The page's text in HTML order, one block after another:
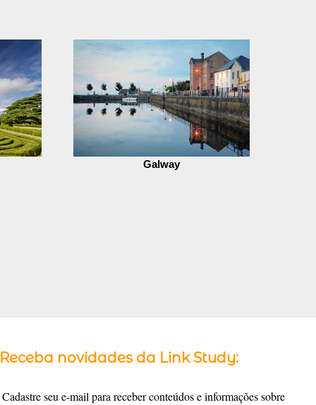
Galway
Receba novidades da Link Study:
Cadastre seu e-mail para receber conteúdos e informações sobre